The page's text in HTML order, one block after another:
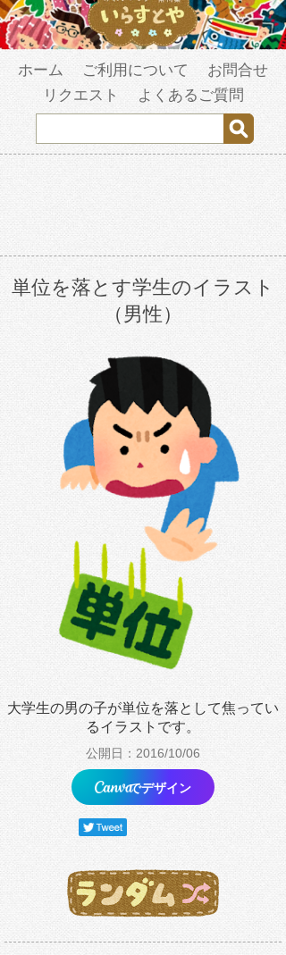
ホーム ご利用について
お問合せ
リクエスト
よくあるご質問
単位を落とす学生のイラスト
（男性）
大学生の男の子が単位を落として焦ってい
るイラストです。
公開日：2016/10/06
でデザイン